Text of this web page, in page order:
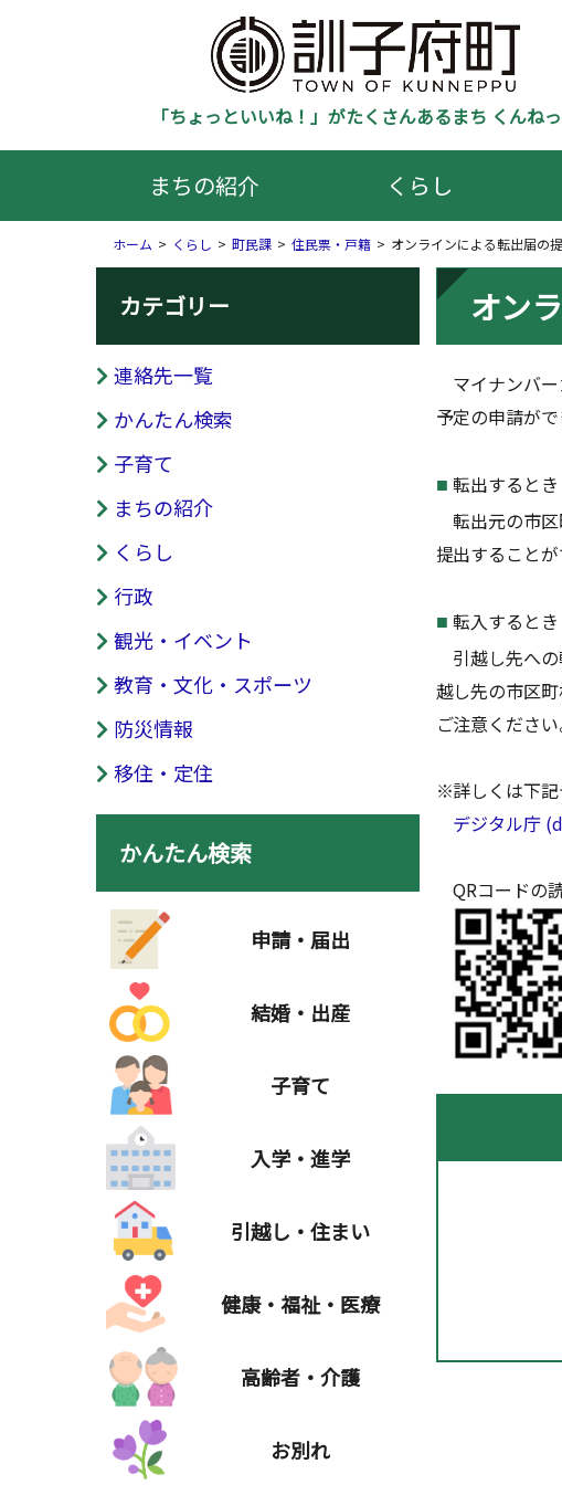
「ちょっといいね！」がたくさんあるまち くんね
まちの紹介 くらし
ホーム くらし 町民課 住民票・戸籍 オンラインによる転出届の
オン
マイナンバー
予定の申請が
転出するとき
転出元の市区
提出することが
転入するとき
引越し先への
越し先の市区
ご注意ください
※詳しくは下記
デジタル庁
QRコードの
カテゴリー
連絡先一覧
かんたん検索
子育て
まちの紹介
くらし
行政
観光・イベント
教育・文化・スポーツ
防災情報
移住・定住
かんたん検索
申請・届出
結婚・出産
子育て
入学・進学
引越し・住まい
健康・福祉・医療
高齢者・介護
お別れ